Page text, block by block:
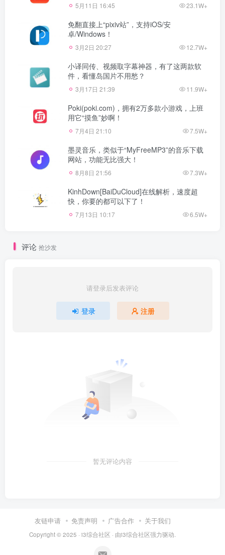
5月11日 16:45 23.1W+
免翻直接上“pixiv站”，支持iOS/安
卓/Windows！
3月2日 20:27 12.7W+
小译同传、视频取字幕神器，有了这两款软
件，看懂岛国片不用愁？
3月17日 21:39 11.9W+
Poki(poki.com)，拥有2万多款小游戏，上班
用它“摸鱼”妙啊！
7月4日 21:10 7.5W+
墨灵音乐，类似于“MyFreeMP3”的音乐下载
网站，功能无比强大！
8月8日 21:56 7.3W+
KinhDown[BaiDuCloud]在线解析，速度超
快，你要的都可以下了！
7月13日 10:17 6.5W+
评论 抢沙发
请登录后发表评论
登录 注册
暂无评论内容
友链申请 免责声明 广告合作 关于我们
Copyright © 2025 · i3综合社区 · 由i3综合社区强力驱动.